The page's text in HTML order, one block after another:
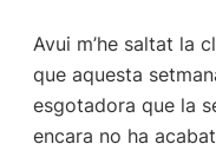
Avui m’he saltat la
que aquesta
esgotadora que la
encara no ha